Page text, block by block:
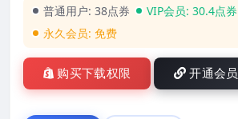
普通用户: 38点券 VIP会员: 30.4点券
永久会员: 免费
购买下载权限 开通会员